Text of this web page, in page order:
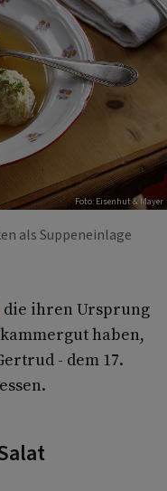
Foto: Eisenhut & Mayer
als Suppeneinlage
die ihren Ursprung
haben,
- dem 17.